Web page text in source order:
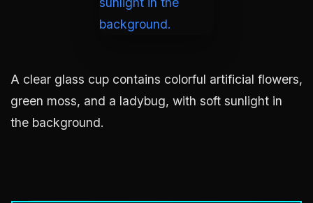
A clear glass cup contains colorful artificial flowers,
green moss, and a ladybug, with soft sunlight in
the background.